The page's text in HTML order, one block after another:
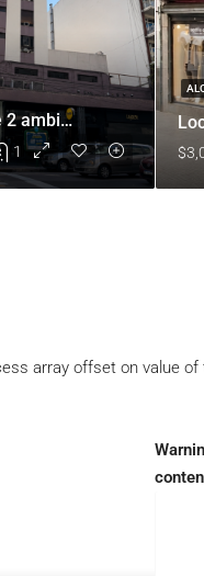
Departamento de 2 ambientes en Av. Acoyte 25
1
array offset on value of